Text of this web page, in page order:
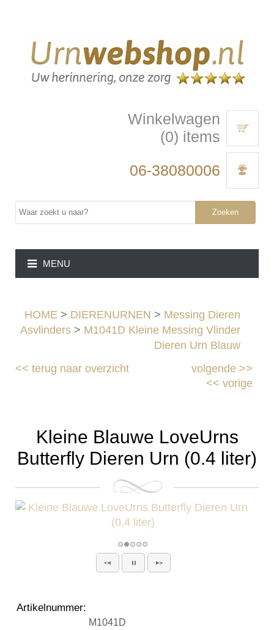
Winkelwagen
(0) items
06-38080006
Zoeken
MENU
HOME > DIERENURNEN > Messing Dieren
Asvlinders> M1041D Kleine Messing Vlinder
Dieren Urn Blauw
<<terug naar overzicht volgende>>
<< vorige
Kleine Blauwe LoveUrns
Butterfly Dieren Urn (0.4 liter)
Artikelnummer:
M1041D